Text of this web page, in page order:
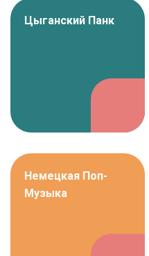
Цыганский Панк
Немецкая Поп-
Музыка